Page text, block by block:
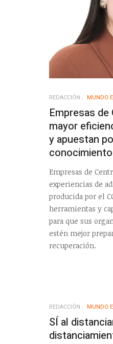
REDACCIÓN MUNDO
Empresas
mayor
y apuestan
Empresas de
experiencias de
producida por el
herramientas y
para que sus
estén mejor
recuperación.
REDACCIÓN MUNDO
SÍ al